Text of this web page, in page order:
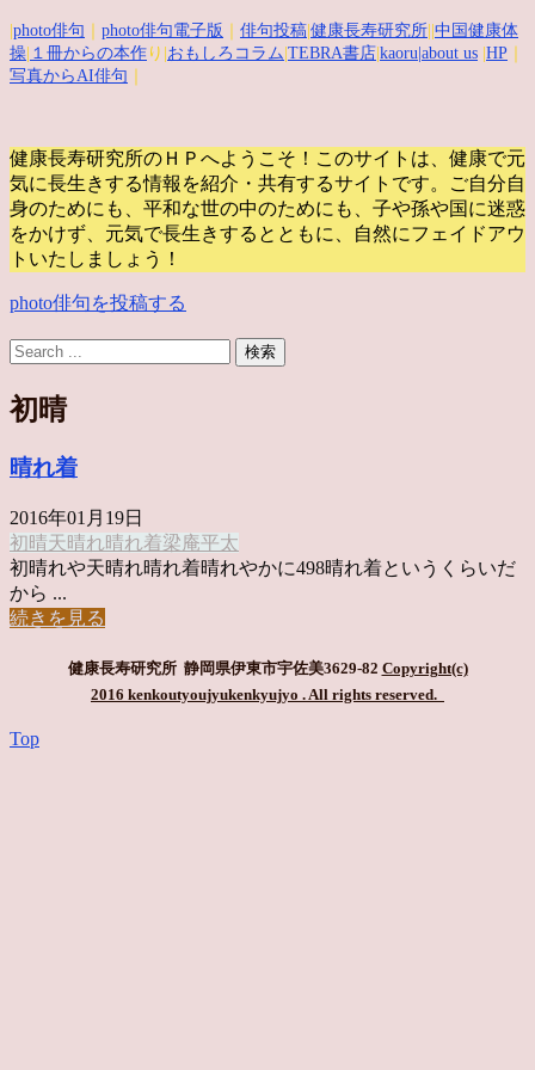
photo俳句 photo俳句電子版 俳句投稿 健康長寿研究所 中国健康体
操 １冊からの本作 り| おもしろコラム TEBRA書店 kaoru |about us HP
写真からAI俳句
健康長寿研究所のＨＰへようこそ！このサイトは、健康で元
気に長生きする情報を紹介・共有するサイトです。
ご自分自
身のためにも、平和な世の中のためにも、子や孫や国に迷惑
をかけず、元気で長生きするとともに、自然にフェイドアウ
トいたしましょう！
photo俳句を投稿する
初晴
晴れ着
2016年01月19日
初晴天晴れ晴れ着梁庵平太
初晴れや天晴れ晴れ着晴れやかに498晴れ着というくらいだ
から ...
続きを見る
健康長寿研究所 静岡県伊東市宇佐美3629-82 Copyright(c)
2016 kenkoutyoujyukenkyujyo . All rights reserved.
Top